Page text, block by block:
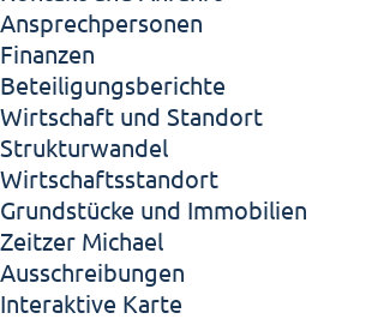
Ansprechpersonen
Finanzen
Beteiligungsberichte
Wirtschaft und Standort
Strukturwandel
Wirtschaftsstandort
Grundstücke und Immobilien
Zeitzer Michael
Ausschreibungen
Interaktive Karte